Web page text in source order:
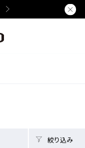
熊本県で
絞り込み